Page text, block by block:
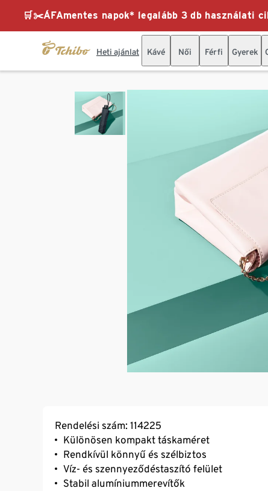
🛒✂️ÁFAmentes napok* legalább 3 db használati
Heti ajánlat Kávé Női Férfi Gyerek
Rendelési szám: 114225
Különösen kompakt táskaméret
Rendkívül könnyű és szélbiztos
Víz- és szennyeződéstaszító felület
Stabil alumíniummerevítők